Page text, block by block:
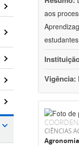
aos
Vigência:
CIÊNCIAS
Agronomia